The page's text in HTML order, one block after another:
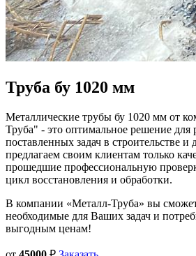
Труба бу 1020 мм
Металлические трубы бу 1020 мм от
Труба" - это оптимальное решение для
поставленных задач в строительстве
предлагаем своим клиентам только
прошедшие профессиональную
цикл восстановления и обработки.
В компании «Металл-Труба» вы
необходимые для Ваших задач и
выгодным ценам!